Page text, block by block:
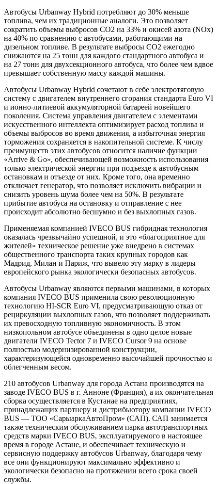
Автобусы Urbanway Hybrid потребляют до 30% меньше
топлива, чем их традиционные аналоги. Это позволяет
сократить объемы выбросов CO2 на 33% и окисей азота (NOx)
на 40% по сравнению с автобусами, работающими на
дизельном топливе. В результате выбросы CO2 ежегодно
снижаются на 25 тонн для каждого стандартного автобуса и
на 27 тонн для двухсекционного автобуса, что более чем вдвое
превышает собственную массу каждой машины.
Автобусы Urbanway Hybrid сочетают в себе электротяговую
систему с двигателем внутреннего сгорания стандарта Euro VI
и ионно-литиевой аккумуляторной батареей новейшего
поколения. Система управления двигателем с элементами
искусственного интеллекта оптимизирует расход топлива и
объемы выбросов во время движения, а избыточная энергия
торможения сохраняется в накопительной системе. К числу
преимуществ этих автобусов относится наличие функции
«Arrive & Go», обеспечивающей возможность использования
только электрической энергии при подъезде к автобусным
остановкам и отъезде от них. Кроме того, она временно
отключает генератор, что позволяет исключить вибрации и
снизить уровень шума более чем на 50%. В результате
прибытие автобуса на остановку и отправление с нее
происходит абсолютно бесшумно и без выхлопных газов.
Применяемая компанией IVECO BUS гибридная технология
оказалась чрезвычайно успешной, и это «благоприятное для
жителей» техническое решение уже внедрено в системах
общественного транспорта таких крупных городов как
Мадрид, Милан и Париж, что вывело эту марку в лидеры
европейского рынка экологически безопасных автобусов.
Автобусы Urbanway являются первыми машинами, в которых
компания IVECO BUS применила свою революционную
технологию HI-SCR Euro VI, предусматривающую отказ от
рециркуляции выхлопных газов, что позволяет поддерживать
их превосходную топливную экономичность. В этом
низкопольном автобусе объединены в одно целое новые
двигатели IVECO Tector 7 и IVECO Cursor 9 на основе
полностью модернизированной конструкции,
характеризующейся одновременно высочайшей прочностью и
облегченным весом.
210 автобусов Urbanway для города Астана производятся на
заводе IVECO BUS в г. Анноне (Франция), а их окончательная
сборка осуществляется в Кустанае на предприятиях,
принадлежащих партнеру и дистрибьютору компании IVECO
BUS ― ТОО «СарыаркаАвтоПром» (САП). САП занимается
также техническим обслуживанием парка автотранспортных
средств марки IVECO BUS, эксплуатируемого в настоящее
время в городе Астане, и обеспечивает техническую и
сервисную поддержку автобусов Urbanway, благодаря чему
все они функционируют максимально эффективно и
экологически безопасно на протяжении всего срока своей
службы.